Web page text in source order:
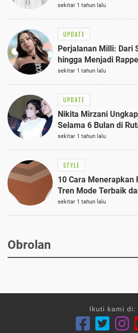
Semi-Formal
sekitar 1 tahun lalu
UPDATE
Perjalanan Milli: Dari
hingga Menjadi
sekitar 1 tahun lalu
UPDATE
Nikita Mirzani
Selama 6 Bulan di
Terungkap!
sekitar 1 tahun lalu
STYLE
10 Cara Menerapkan
Tren Mode Terbaik
sekitar 1 tahun lalu
Obrolan
Ikuti kami di: